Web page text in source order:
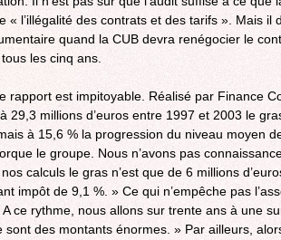
« l’illégalité des contrats et des tarifs ». Mais il
quand la CUB devra renégocier le
les cinq ans.
rapport est impitoyable. Réalisé par Finance
29,3 millions d’euros entre 1997 et 2003 le
à 15,6 % la progression du niveau moyen
le groupe. Nous n’avons pas
calculs le gras n’est que de 6 millions
impôt de 9,1 %. » Ce qui n’empêche pas
ce rythme, nous allons sur trente ans à une
sont des montants énormes. » Par ailleurs,